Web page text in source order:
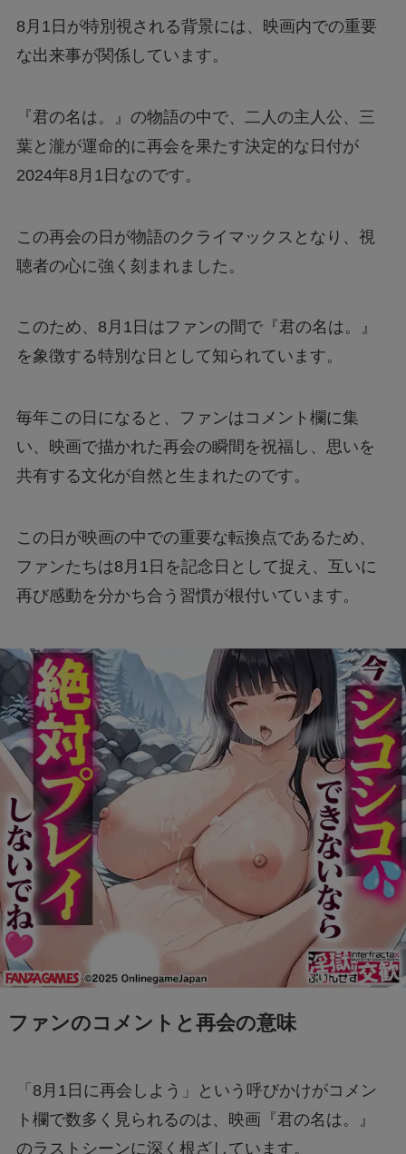
モンストナルトコラボは引いたほうがいい？性
能評価を比較して検証！
Geminiでエラー1076になる！理由はなぜ？対
処法は？
リボーン最終回の意味はどういうこと？ラスト
ジェームズ・ウェストンが京都で死亡？死因は
なぜ？
8月1日が特別視される背景には、映画内での重要
な出来事が関係しています。
『君の名は。』の物語の中で、二人の主人公、三
葉と瀧が運命的に再会を果たす決定的な日付が
2024年8月1日なのです。
この再会の日が物語のクライマックスとなり、視
聴者の心に強く刻まれました。
このため、8月1日はファンの間で『君の名は。』
を象徴する特別な日として知られています。
毎年この日になると、ファンはコメント欄に集
い、映画で描かれた再会の瞬間を祝福し、思いを
共有する文化が自然と生まれたのです。
この日が映画の中での重要な転換点であるため、
ファンたちは8月1日を記念日として捉え、互いに
再び感動を分かち合う習慣が根付いています。
ファンのコメントと再会の意味
「8月1日に再会しよう」という呼びかけがコメン
ト欄で数多く見られるのは、映画『君の名は。』
のラストシーンに深く根ざしています。